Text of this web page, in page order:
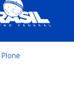
Plone